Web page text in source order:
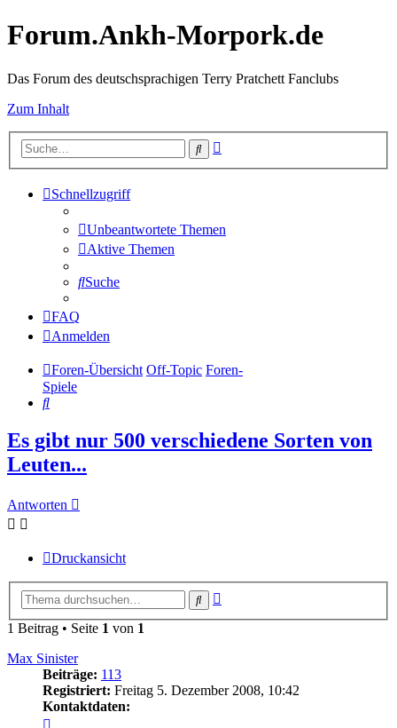
Forum.Ankh-Morpork.de
Das Forum des deutschsprachigen Terry Pratchett Fanclubs
Zum Inhalt
Suche
Schnellzugriff
Unbeantwortete Themen
Aktive Themen
Suche
FAQ
Anmelden
Foren-Übersicht Off-Topic Foren-
Spiele
Suche
Es gibt nur 500 verschiedene Sorten von
Leuten...
Antworten
Druckansicht
Suche
1 Beitrag • Seite 1 von 1
Max Sinister
Beiträge: 113
Registriert: Freitag 5. Dezember 2008, 10:42
Kontaktdaten: